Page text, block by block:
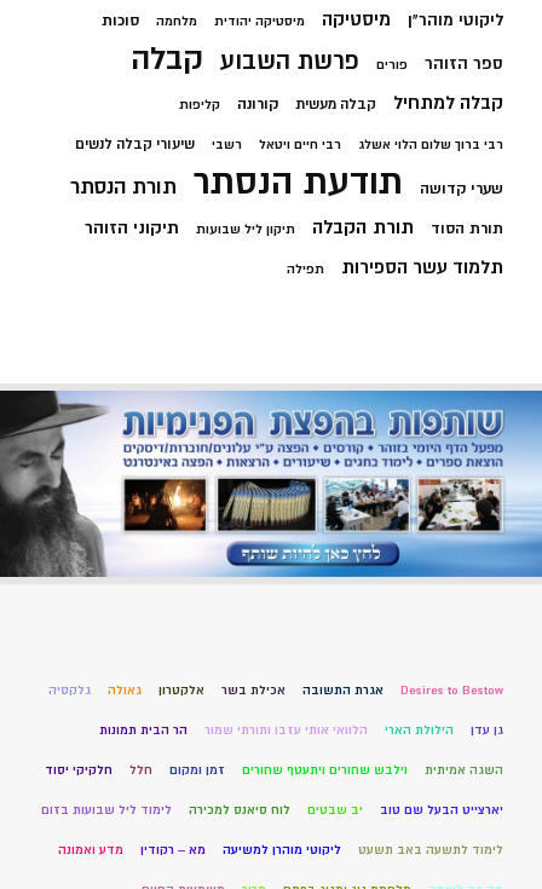
ליקוטי מוהר"ן מיסטיקה מיסטיקה יהודית מלחמה סוכות
ספר הזוהר פורים פרשת השבוע קבלה
קבלה למתחיל קבלה מעשית קורונה קליפות
רבי ברוך שלום הלוי אשלג רבי חיים ויטאל רשבי שיעורי קבלה לנשים
שערי קדושה תודעת הנסתר תורת הנסתר
תורת הסוד תורת הקבלה תיקון ליל שבועות תיקוני הזוהר
תלמוד עשר הספירות תפילה
Desires to Bestow אגרת התשובה אכילת בשר אלקטרון גאולה גלקסיה
גן עדן הילולת הארי הלוואי אותי עזבו ותורתי שמור הר הבית תמונות
השגה אמיתית וילבש שחורים ויתעטף שחורים זמן ומקום חלל חלקיקי יסוד
יארצייט הבעל שם טוב יב שבטים לוח סיאנס למכירה לימוד ליל שבועות בזום
לימוד לתשעה באב תשעט ליקוטי מוהרן למשיעה מא – רקודין מדע ואמונה